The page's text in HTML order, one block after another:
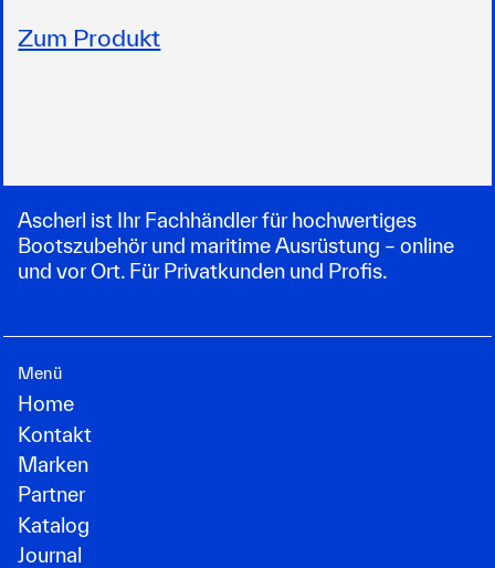
Zum Produkt
Ascherl ist Ihr Fachhändler für hochwertiges
Bootszubehör und maritime Ausrüstung – online
und vor Ort. Für Privatkunden und Profis.
Menü
Home
Kontakt
Marken
Partner
Katalog
Journal